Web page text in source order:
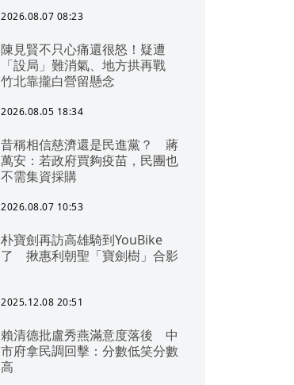
2026.08.07 08:23
陳見賢不只心痛還很怒！疑遭
「設局」難消氣、地方拱再戰
竹北靠攏白營留懸念
2026.08.05 18:34
昔稱相信慈濟還是民進黨？ 蔣
萬安：若政府買夠疫苗，民團也
不需集資採購
2026.08.07 10:53
朴寶劍再訪高雄騎到YouBike
了 揪惠利朝聖「寶劍樹」合影
2025.12.08 20:51
賴清德批盧秀燕滿意度落後 中
市府拿民調回擊：分數低笑分數
高